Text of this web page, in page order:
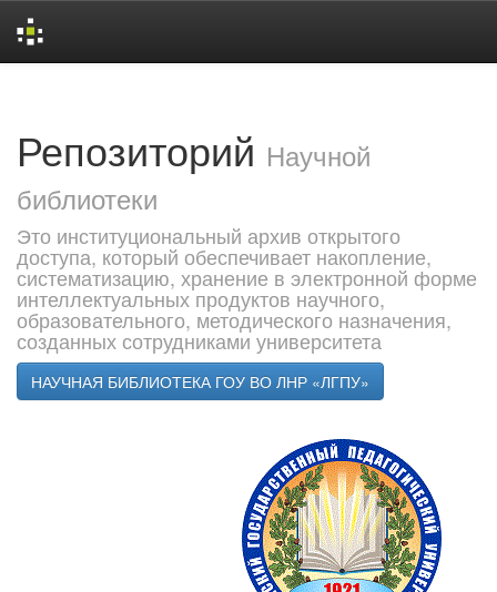
Репозиторий Научной
библиотеки
Это институциональный архив открытого
доступа, который обеспечивает накопление,
систематизацию, хранение в электронной форме
интеллектуальных продуктов научного,
образовательного, методического назначения,
созданных сотрудниками университета
НАУЧНАЯ БИБЛИОТЕКА ГОУ ВО ЛНР «ЛГПУ»